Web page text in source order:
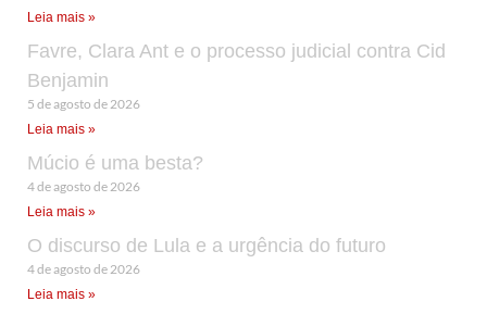
Leia mais »
Favre, Clara Ant e o processo judicial contra Cid
Benjamin
5 de agosto de 2026
Leia mais »
Múcio é uma besta?
4 de agosto de 2026
Leia mais »
O discurso de Lula e a urgência do futuro
4 de agosto de 2026
Leia mais »